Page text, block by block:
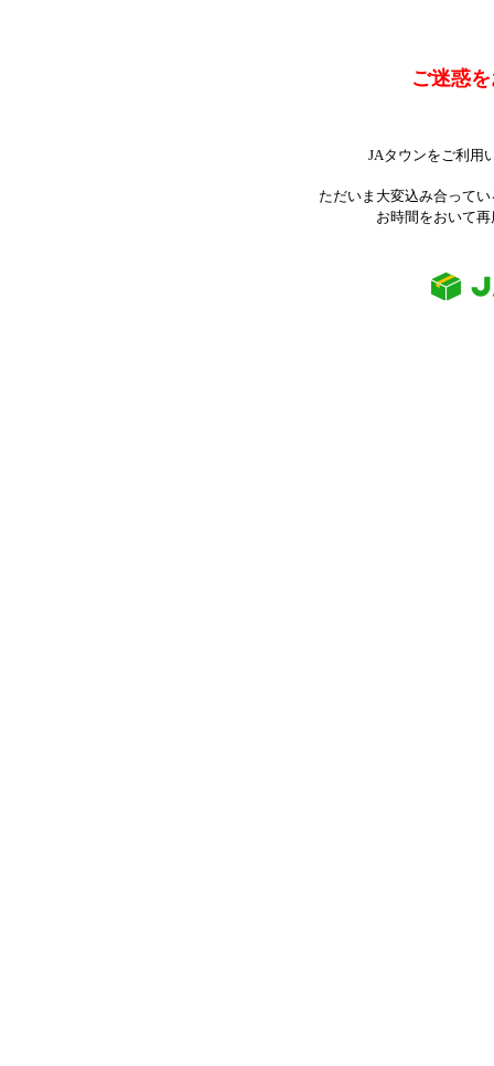
ご迷惑
JAタウンをご利用
ただいま大変込み合って
お時間をおいて